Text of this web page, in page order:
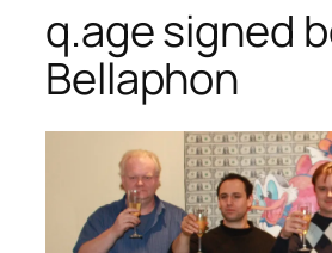
q.age signed
Bellaphon